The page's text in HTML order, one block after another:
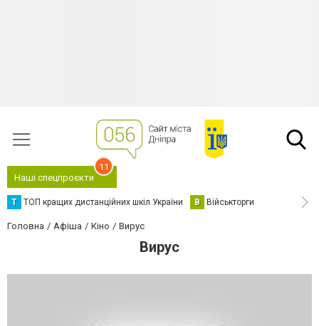
Наші спецпроєкти
11
Т ТОП кращих дистанційних шкіл України В Військторги
Головна Афіша Кіно Вирус
Вирус